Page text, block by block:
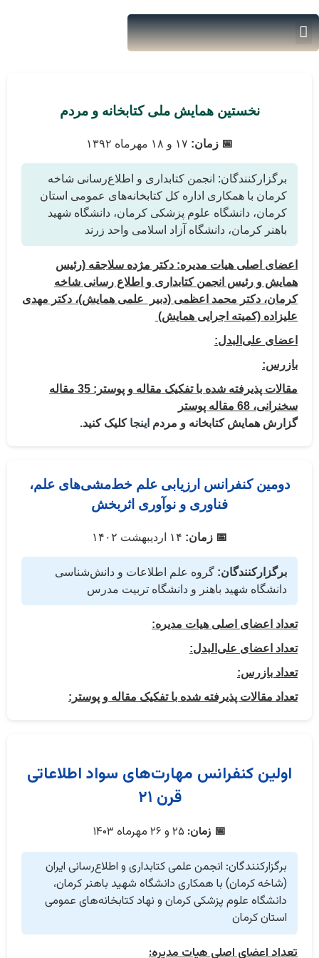
نخستین همایش ملی کتابخانه و مردم
📅 زمان:
برگزارکنندگان: انجمن کتابداری و اطلاع‌رسانی شاخه
کرمان با همکاری اداره کل کتابخانه‌های عمومی استان
کرمان، دانشگاه علوم پزشکی کرمان، دانشگاه شهید
باهنر کرمان، دانشگاه آزاد اسلامی واحد زرند
اعضای اصلی هیات مدیره: دکتر مژده سلاجقه (رئیس
همایش و رئیس انجمن کتابداری و اطلاع رسانی شاخه
کرمان، دکتر محمد اعظمی (دبیر علمی همایش)، دکتر مهدی
علیزاده (کمیته اجرایی همایش)
اعضای علی‌البدل:
بازرس:
مقالات پذیرفته شده با تفکیک مقاله و پوستر: 35 مقاله
سخنرانی، 68 مقاله پوستر
گزارش همایش کتابخانه و مردم اینجا کلیک کنید.
دومین کنفرانس ارزیابی علم خط‌مشی‌های علم،
فناوری و نوآوری اثربخش
📅 زمان:
برگزارکنندگان: گروه علم اطلاعات و دانش‌شناسی
دانشگاه شهید باهنر و دانشگاه تربیت مدرس
تعداد اعضای اصلی هیات مدیره:
تعداد اعضای علی‌البدل:
تعداد بازرس:
تعداد مقالات پذیرفته شده با تفکیک مقاله و پوستر:
اولین کنفرانس مهارت‌های سواد اطلاعاتی
قرن ۲۱
📅 زمان:
برگزارکنندگان: انجمن علمی کتابداری و اطلاع‌رسانی ایران
(شاخه کرمان) با همکاری دانشگاه شهید باهنر کرمان،
دانشگاه علوم پزشکی کرمان و نهاد کتابخانه‌های عمومی
استان کرمان
تعداد اعضای اصلی هیات مدیره: